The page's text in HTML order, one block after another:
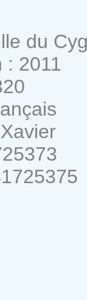
du
: 2011